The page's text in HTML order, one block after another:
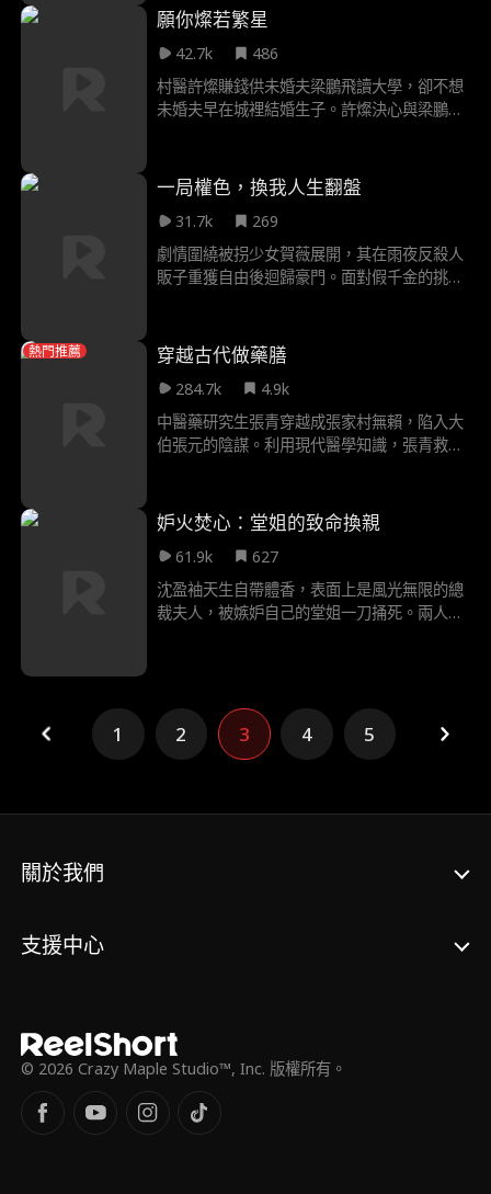
淫婦後，並立誓成為青州的王！接著，他遇到
女主宋靈，發現宋靈是純陰之體，剛好可以幫
他融合霸道真氣，於是，他幫宋靈救治其父
親。宋父被救後，要將宋靈許配給沈峰，宋靈
嫌棄，下藥給沈峰，陰差陽錯下，卻真的和沈
上了他。沈峰想要拒絕，說對女人已經失望！
宋靈則用真心來證明她和沈峰的前女友不一
樣！兩人經歷生死後，沈峰也終於相信了宋靈
的真心，幸福的走在了一起！
願你燦若繁星
42.7k
486
村醫許燦賺錢供未婚夫梁鵬飛讀大學，卻不想
未婚夫早在城裡結婚生子。許燦決心與梁鵬飛
果斷的大佬，回家就變身聽話小奶狗。
一局權色，換我人生翻盤
31.7k
269
劇情圍繞被拐少女賀薇展開，其在雨夜反殺人
販子重獲自由後迴歸豪門。面對假千金的挑釁
逐步奪回身份認同與家族資源。全劇以現代都
市為背景，展現主人公智鬥反派、實現逆襲的
成長曆程
熱門推薦 穿越古代做藥膳
284.7k
4.9k
中醫藥研究生張青穿越成張家村無賴，陷入大
伯張元的陰謀。利用現代醫學知識，張青救下
其繩之以法後，張青赴縣城開藥膳酒樓，收留
流民，智鬥同行，揭露縣太爺陳麻子的罪行。
深入青山寨治疫病，收服山寨。北涼入侵時，
張青應召參軍，識破奸臣陰謀，救下皇帝，立
下戰功。最終，張青歸鄉與裴明珠相守，以醫
妒火焚心：堂姐的致命換親
61.9k
627
沈盈袖天生自帶體香，表面上是風光無限的總
裁夫人，被嫉妒自己的堂姐一刀捅死。兩人重
家更是一天比一天好，日子過的紅紅火火。而
渣男沒有了沈盈袖的香露，一事無成還敗光家
產，堂姐更是比前世更慘。
1 2 3 4 5
關於我們
支援中心
© 2026 Crazy Maple Studio™, Inc. 版權所有。